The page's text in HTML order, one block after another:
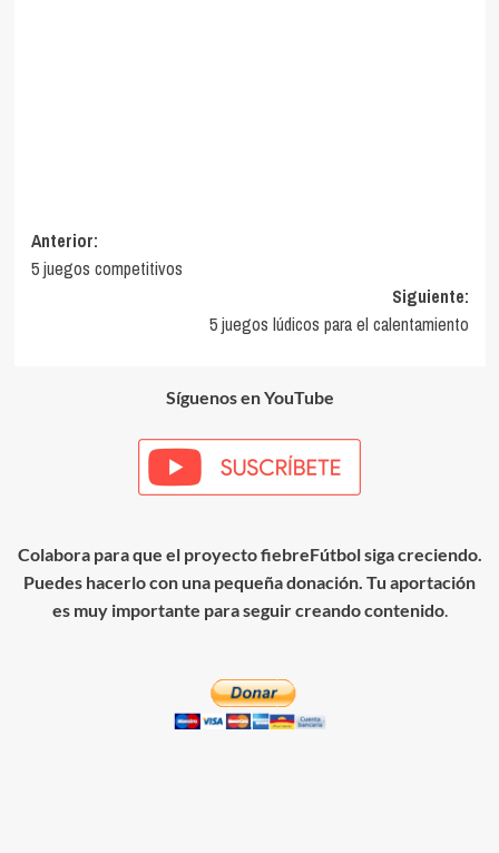
Navegación
de
Anterior:
5 juegos competitivos
Siguiente:
5 juegos lúdicos para el calentamiento
Síguenos en YouTube
Colabora para que el proyecto fiebreFútbol siga creciendo.
Puedes hacerlo con una pequeña donación. Tu aportación
es muy importante para seguir creando contenido.